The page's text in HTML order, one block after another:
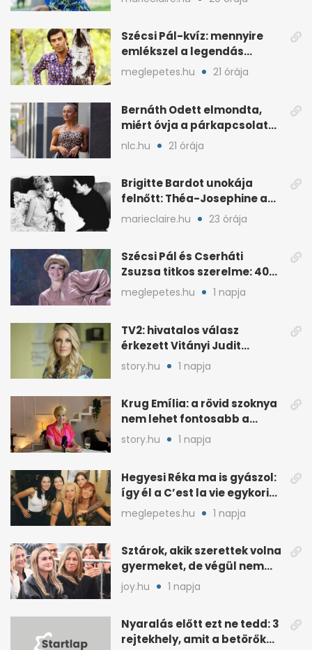
Szécsi Pál-kvíz: mennyire
emlékszel a legendás
énekes történetére?
meglepetes.hu 21 órája
Bernáth Odett elmondta,
miért óvja a párkapcsolatát
a nyilvánosságtól
nlc.hu 21 órája
Brigitte Bardot unokája
felnőtt: Théa-Josephine a
nagymamájára hasonlít
marieclaire.hu 23 órája
Szécsi Pál és Cserháti
Zsuzsa titkos szerelme: 40
év után derült ki
meglepetes.hu 1 napja
TV2: hivatalos válasz
érkezett Vitányi Judit
további szerepéről
story.hu 1 napja
Krug Emília: a rövid szoknya
nem lehet fontosabb a
kérdéseimnél
story.hu 1 napja
Hegyesi Réka ma is gyászol:
így él a C’est la vie egykori
énekesnője
meglepetes.hu 1 napja
Sztárok, akik szerettek volna
gyermeket, de végül nem
született nekik
joy.hu 1 napja
Nyaralás előtt ezt ne tedd: 3
rejtekhely, amit a betörők